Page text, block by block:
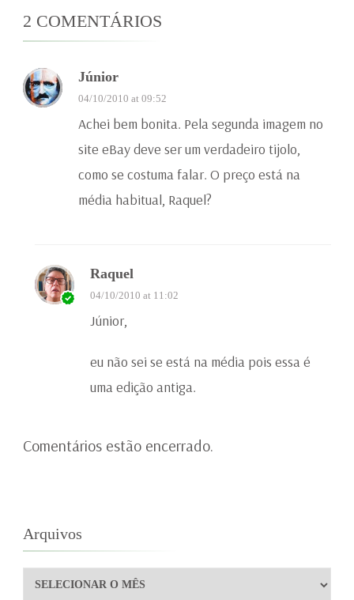
2 COMENTÁRIOS
Júnior
04/10/2010 at 09:52
Achei bem bonita. Pela segunda imagem no
site eBay deve ser um verdadeiro tijolo,
como se costuma falar. O preço está na
média habitual, Raquel?
Raquel
04/10/2010 at 11:02
Júnior,
eu não sei se está na média pois essa é
uma edição antiga.
Comentários estão encerrado.
Arquivos
Arquivos